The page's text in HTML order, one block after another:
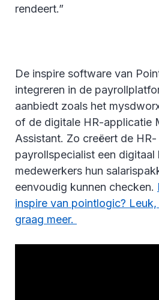
rendeert.”
De inspire software van
integreren in de
aanbiedt zoals het
of de digitale HR-applicatie
Assistant. Zo creëert de HR-
payrollspecialist een digitaal
medewerkers hun
eenvoudig kunnen checken.
inspire van pointlogic?
graag meer.